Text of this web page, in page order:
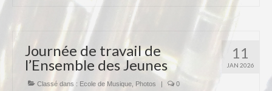
11
JAN 2026
Journée de travail de
l’Ensemble des Jeunes
Classé dans : Ecole de Musique Photos | 0